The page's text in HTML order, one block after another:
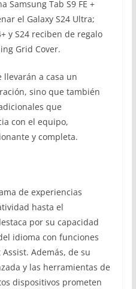
Samsung Tab S9 FE +
el Galaxy S24 Ultra;
y S24 reciben de regalo
Grid Cover.
llevarán a casa un
sino que también
que
con el equipo,
y completa.
de experiencias
hasta el
por su capacidad
idioma con funciones
Además, de su
y las herramientas de
dispositivos prometen